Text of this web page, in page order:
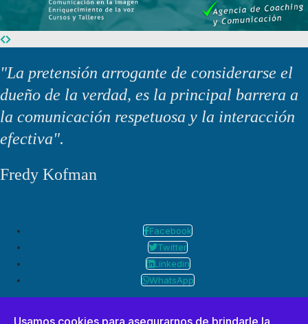
"La pretensión arrogante de considerarse el
dueño de la verdad, es la principal barrera a
la comunicación respetuosa y la interacción
efectiva".
Fredy Kofman
Facebook
Twitter
Linkedin
WhatsApp
Usamos cookies para asegurarnos de brindarle la